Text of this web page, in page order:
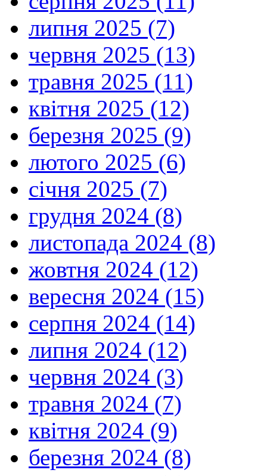
липня 2025 (7)
червня 2025 (13)
травня 2025 (11)
квітня 2025 (12)
березня 2025 (9)
лютого 2025 (6)
січня 2025 (7)
грудня 2024 (8)
листопада 2024 (8)
жовтня 2024 (12)
вересня 2024 (15)
серпня 2024 (14)
липня 2024 (12)
червня 2024 (3)
травня 2024 (7)
квітня 2024 (9)
березня 2024 (8)